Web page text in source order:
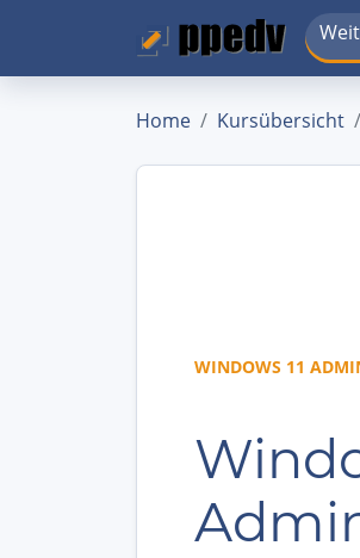
Home Kursübersicht
WINDOWS 11